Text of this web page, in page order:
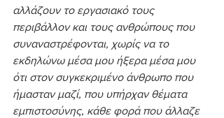
αλλάζουν το εργασιακό τους
περιβάλλον και τους ανθρώπους που
συναναστρέφονται, χωρίς να το
εκδηλώνω μέσα μου ήξερα μέσα μου
ότι στον συγκεκριμένο άνθρωπο που
ήμασταν μαζί, που υπήρχαν θέματα
εμπιστοσύνης, κάθε φορά που άλλαζε